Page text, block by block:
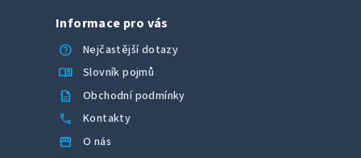
Informace pro vás
help
Nejčastější dotazy
menu_book Slovník pojmů
description Obchodní podmínky
call Kontakty
storefront O nás